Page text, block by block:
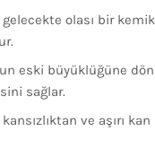
olası bir
eski büyüklüğüne
sağlar.
ve aşırı kan